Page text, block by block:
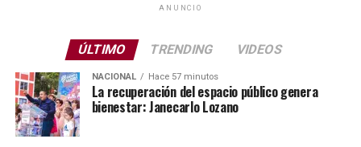
ANUNCIO
ÚLTIMO TRENDING VIDEOS
NACIONAL Hace 57 minutos
La recuperación del espacio público genera
bienestar: Janecarlo Lozano